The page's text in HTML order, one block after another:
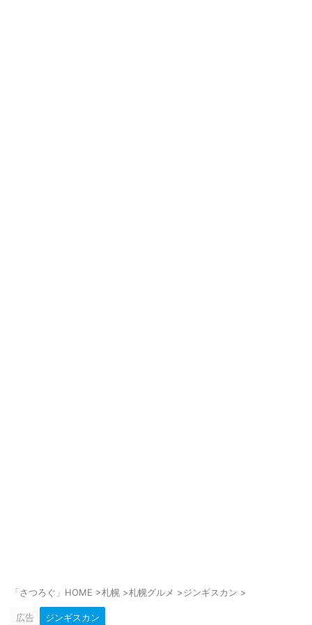
「さつろぐ」HOME >札幌 >札幌グルメ >ジンギスカン >
広告 ジンギスカン